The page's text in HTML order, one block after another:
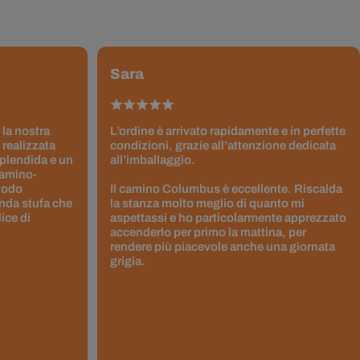
nostra
realizzata
e un
stufa che
di
Sara
L’ordine è arrivato rapidamente e in perfette
condizioni, grazie all’attenzione dedicata
all’imballaggio.
Il camino Columbus è eccellente. Riscalda
la stanza molto meglio di quanto mi
aspettassi e ho particolarmente apprezzato
accenderlo per primo la mattina, per
rendere più piacevole anche una giornata
grigia.